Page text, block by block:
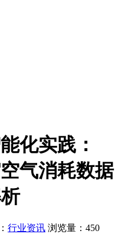
化实践：
气消耗数据
行业资讯 浏览量：450